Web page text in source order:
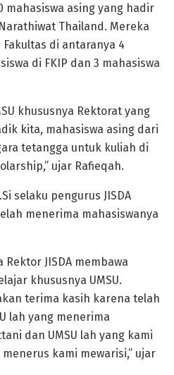
mahasiswa asing yang hadir
Thailand. Mereka
di antaranya 4
di FKIP dan 3 mahasiswa
khususnya Rektorat yang
kita, mahasiswa asing dari
tetangga untuk kuliah di
ujar Rafieqah.
selaku pengurus JISDA
menerima mahasiswanya
Rektor JISDA membawa
khususnya UMSU.
terima kasih karena telah
lah yang menerima
dan UMSU lah yang kami
kami mewarisi,” ujar